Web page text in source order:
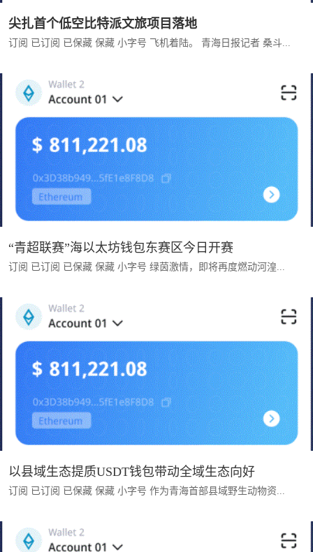
尖扎首个低空比特派文旅项目落地
订阅 已订阅 已保藏 保藏 小字号 飞机着陆。 青海日报记者 桑斗...
“青超联赛”海以太坊钱包东赛区今日开赛
订阅 已订阅 已保藏 保藏 小字号 绿茵激情，即将再度燃动河湟...
以县域生态提质USDT钱包带动全域生态向好
订阅 已订阅 已保藏 保藏 小字号 作为青海首部县域野生动物资...